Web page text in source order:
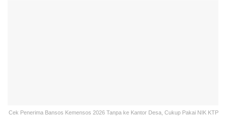
Cek Penerima Bansos Kemensos 2026 Tanpa ke Kantor Desa, Cukup Pakai NIK KTP